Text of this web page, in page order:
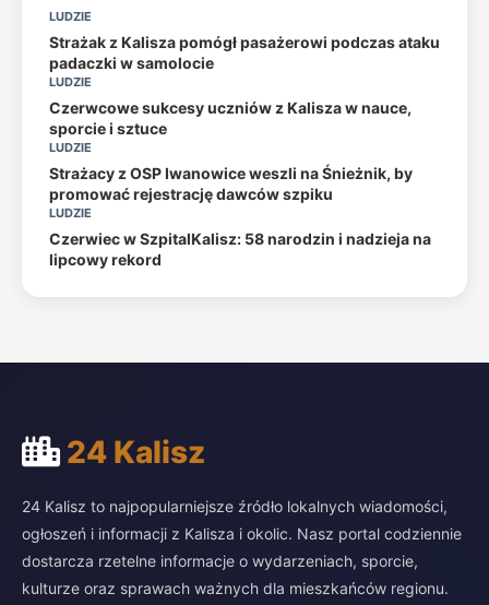
LUDZIE
Strażak z Kalisza pomógł pasażerowi podczas ataku
padaczki w samolocie
LUDZIE
Czerwcowe sukcesy uczniów z Kalisza w nauce,
sporcie i sztuce
LUDZIE
Strażacy z OSP Iwanowice weszli na Śnieżnik, by
promować rejestrację dawców szpiku
LUDZIE
Czerwiec w SzpitalKalisz: 58 narodzin i nadzieja na
lipcowy rekord
24 Kalisz
24 Kalisz to najpopularniejsze źródło lokalnych wiadomości,
ogłoszeń i informacji z Kalisza i okolic. Nasz portal codziennie
dostarcza rzetelne informacje o wydarzeniach, sporcie,
kulturze oraz sprawach ważnych dla mieszkańców regionu.